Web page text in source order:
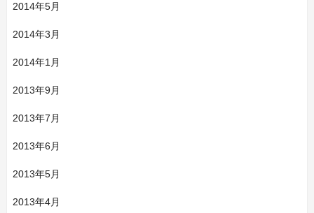
2014年5月
2014年3月
2014年1月
2013年9月
2013年7月
2013年6月
2013年5月
2013年4月